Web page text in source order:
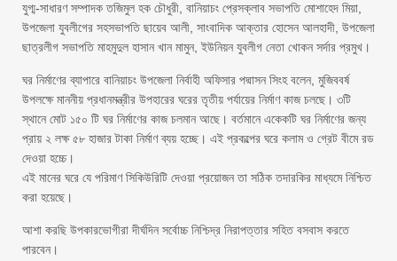
যুগ্ম-সাধারণ সম্পাদক তজিমুল হক চৌধুরী, বানিয়াচং প্রেসক্লাব সভাপতি মোশাহেদ মিয়া,
উপজেলা যুবলীগের সহসভাপতি ছায়েব আলী, সাংবাদিক আক্তার হোসেন আলহাদী, উপজেলা
ছাত্রলীগ সভাপতি মাহমুদুল হাসান খান মামুন, ইউনিয়ন যুবলীগ নেতা খোকন সর্দার প্রমুখ।
ঘর নির্মাণের ব্যাপারে বানিয়াচং উপজেলা নির্বাহী অফিসার পদ্মাসন সিংহ বলেন, মুজিববর্ষ
উপলক্ষে মাননীয় প্রধানমন্ত্রীর উপহারের ঘরের তৃতীয় পর্যায়ের নির্মাণ কাজ চলছে। ৩টি
স্থানে মোট ১৫০ টি ঘর নির্মাণের কাজ চলমান আছে। বর্তমানে একেকটি ঘর নির্মাণের জন্য
প্রায় ২ লক্ষ ৫৮ হাজার টাকা নির্মাণ ব্যয় হচ্ছে। এই প্রকল্পের ঘরে কলাম ও গ্রেট বীমে রড
দেওয়া হচ্চে।
এই মানের ঘরে যে পরিমাণ সিকিউরিটি দেওয়া প্রয়োজন তা সঠিক তদারকির মাধ্যমে নিশ্চিত
করা হয়েছে।
আশা করছি উপকারভোগীরা দীর্ঘদিন সর্বোচ্চ নিশ্চিদ্র নিরাপত্তার সহিত বসবাস করতে
পারবেন।